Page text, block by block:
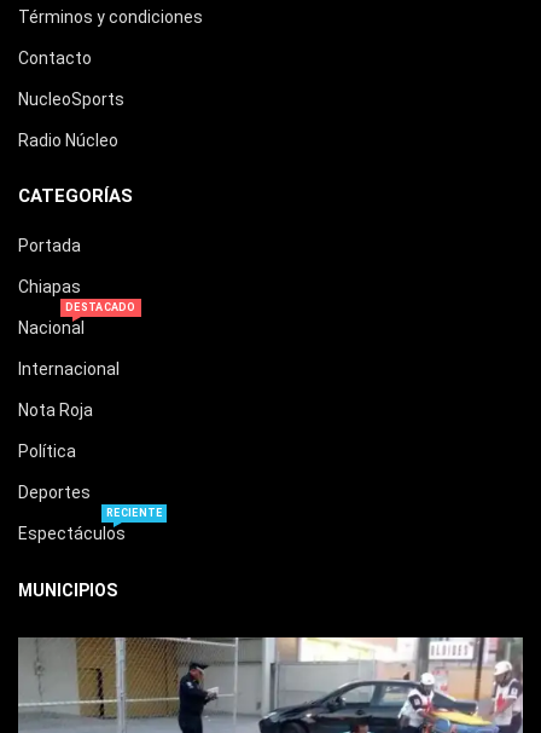
Términos y condiciones
Contacto
NucleoSports
Radio Núcleo
CATEGORÍAS
Portada
Chiapas
Nacional
DESTACADO
Internacional
Nota Roja
Política
Deportes
Espectáculos
RECIENTE
MUNICIPIOS